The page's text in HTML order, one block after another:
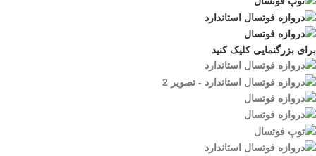
برای بزرگنمایی کلیک کنید